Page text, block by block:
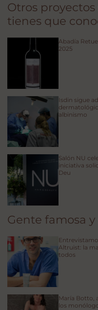
Otros
tienes que
Abadía
2025
Isdin sigue
albinismo
Salón NU
iniciativa
Deu
Gente famosa y
Altruist: la
todos
María Botto,
los